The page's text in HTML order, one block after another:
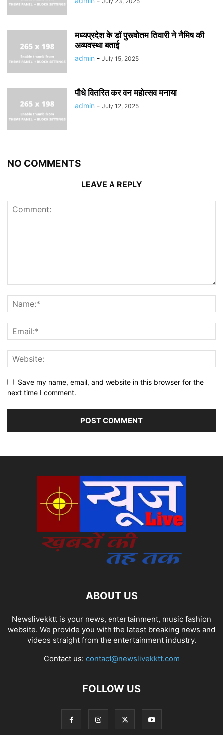
मध्यप्रदेश के डॉ पुरूषोतम तिवारी ने नैमिष की
अव्यवस्था बताई
admin - July 15, 2025
पौधे वितरित कर वन महोत्सव मनाया
admin - July 12, 2025
NO COMMENTS
LEAVE A REPLY
Save my name, email, and website in this browser for the
next time I comment.
ABOUT US
Newslivekktt is your news, entertainment, music fashion
website. We provide you with the latest breaking news and
videos straight from the entertainment industry.
Contact us: contact@newslivekktt.com
FOLLOW US